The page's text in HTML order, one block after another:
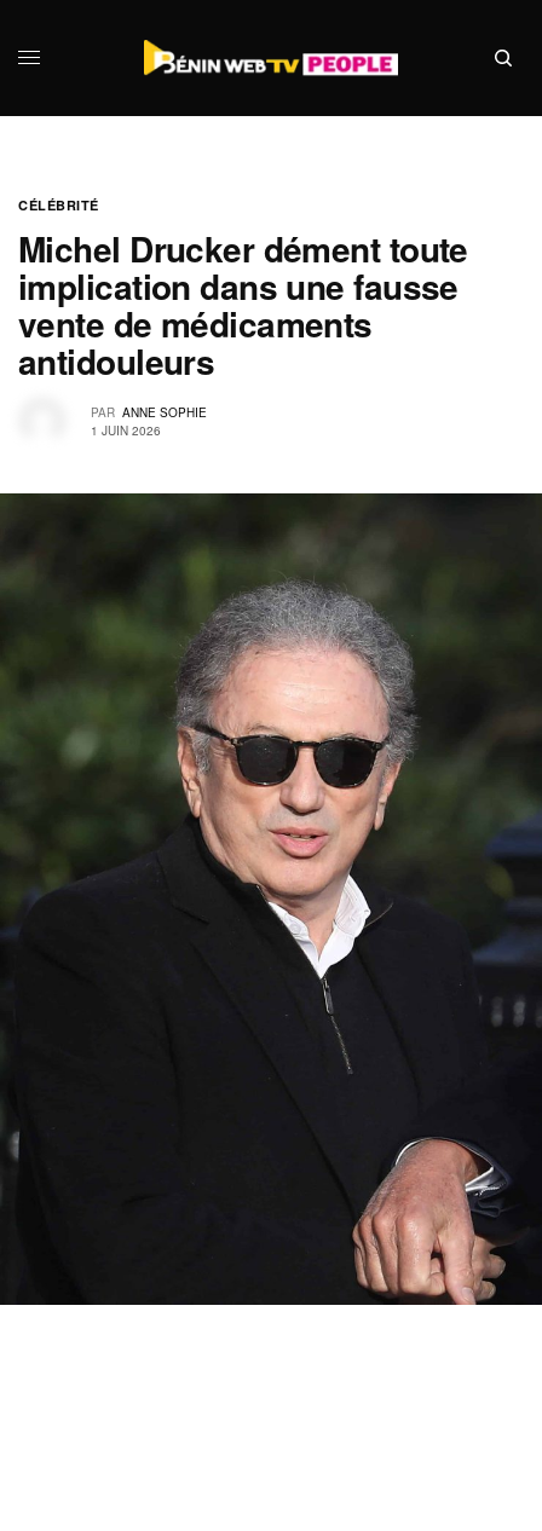
CÉLÉBRITÉ
Michel Drucker dément toute
implication dans une fausse
vente de médicaments
antidouleurs
PAR ANNE SOPHIE
1 JUIN 2026